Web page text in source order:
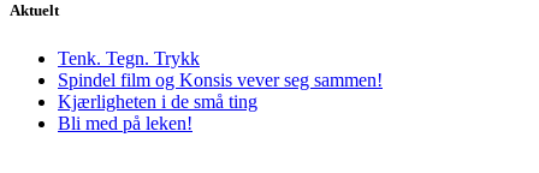
Aktuelt
Tenk. Tegn. Trykk
Spindel film og Konsis vever seg sammen!
Kjærligheten i de små ting
Bli med på leken!